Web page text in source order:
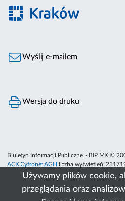
Używamy plików cookie,
przeglądania oraz
Wyślij e-mailem
Wersja do druku
Biuletyn Informacji Publicznej - BIP MK ©
ACK Cyfronet AGH
liczba wyświetleń: